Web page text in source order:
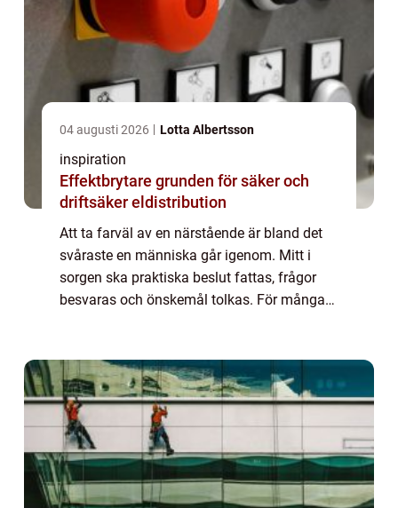
04 augusti 2026 Lotta Albertsson
inspiration
Effektbrytare grunden för säker och
driftsäker eldistribution
Att ta farväl av en närstående är bland det
svåraste en människa går igenom. Mitt i
sorgen ska praktiska beslut fattas, frågor
besvaras och önskemål tolkas. För många